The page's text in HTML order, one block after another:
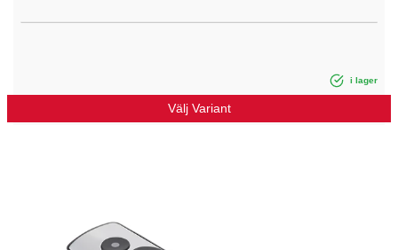
i lager
Välj Variant